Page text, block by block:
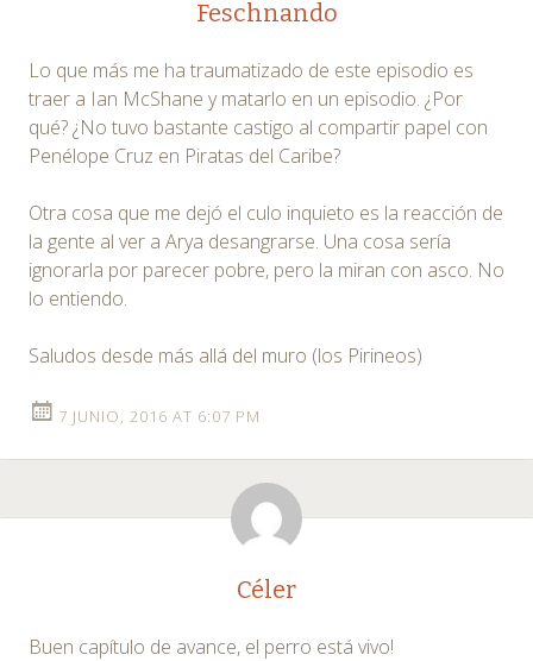
Feschnando
Lo que más me ha traumatizado de este episodio es
traer a Ian McShane y matarlo en un episodio. ¿Por
qué? ¿No tuvo bastante castigo al compartir papel con
Penélope Cruz en Piratas del Caribe?
Otra cosa que me dejó el culo inquieto es la reacción de
la gente al ver a Arya desangrarse. Una cosa sería
ignorarla por parecer pobre, pero la miran con asco. No
lo entiendo.
Saludos desde más allá del muro (los Pirineos)
7 JUNIO, 2016 AT 6:07 PM
Céler
Buen capítulo de avance, el perro está vivo!